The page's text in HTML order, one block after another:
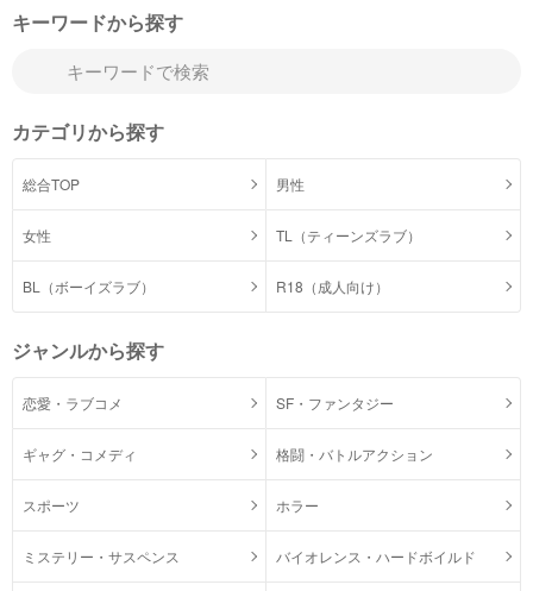
キーワードから探す
カテゴリから探す
総合TOP 男性
女性 TL（ティーンズラブ）
BL（ボーイズラブ） R18（成人向け）
ジャンルから探す
恋愛・ラブコメ SF・ファンタジー
ギャグ・コメディ 格闘・バトルアクション
スポーツ ホラー
ミステリー・サスペンス バイオレンス・ハードボイルド